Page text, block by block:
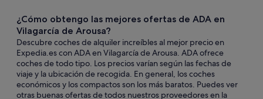
¿Cómo obtengo las mejores ofertas de ADA en
Vilagarcía de Arousa?
Descubre coches de alquiler increíbles al mejor precio en
Expedia.es con ADA en Vilagarcía de Arousa. ADA ofrece
coches de todo tipo. Los precios varían según las fechas de
viaje y la ubicación de recogida. En general, los coches
económicos y los compactos son los más baratos. Puedes ver
otras buenas ofertas de todos nuestros proveedores en la